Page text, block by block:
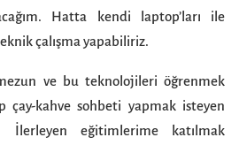
Hatta kendi laptop’ları ile
çalışma yapabiliriz.
ve bu teknolojileri öğrenmek
çay-kahve sohbeti yapmak isteyen
İlerleyen eğitimlerime katılmak